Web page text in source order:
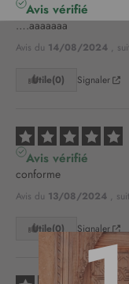
Avis vérifié
….aaaaaaa
Avis du 14/08/2024 ,
Utile(0) Signaler
Avis vérifié
conforme
Avis du 13/08/2024 ,
Utile(0) Signaler